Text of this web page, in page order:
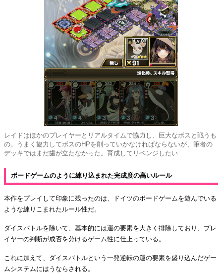
レイドはほかのプレイヤーとリアルタイムで協力し、巨大なボスと戦うも
の。うまく協力してボスのHPを削っていかなければならないが、筆者の
デッキではまだ歯が立たなかった。育成してリベンジしたい
ボードゲームのように練り込まれた完成度の高いルール
本作をプレイして印象に残ったのは、ドイツのボードゲームを遊んでいる
ような練りこまれたルール性だ。
ダイスバトルを除いて、基本的には運の要素を大きく排除しており、プレ
イヤーの判断が成否を分けるゲーム性に仕上っている。
これに加えて、ダイスバトルという一発逆転の運の要素を盛り込んだゲー
ムシステムにはうならされる。